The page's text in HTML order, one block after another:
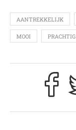
AANTREKKELIJK
MOOI PRACHTIG